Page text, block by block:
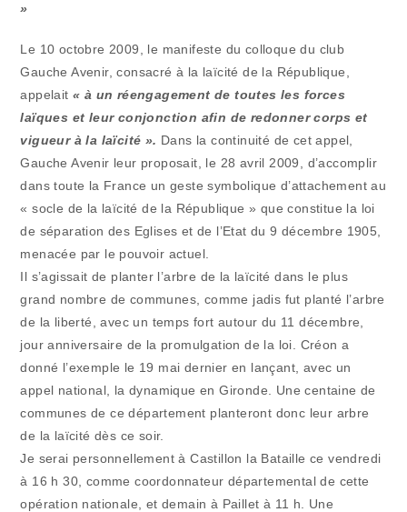
»
Le 10 octobre 2009, le manifeste du colloque du club
Gauche Avenir, consacré à la laïcité de la République,
appelait« à un réengagement de toutes les forces
laïques et leur conjonction afin de redonner corps et
vigueur à la laïcité ». Dans la continuité de cet appel,
Gauche Avenir leur proposait, le 28 avril 2009, d’accomplir
dans toute la France un geste symbolique d’attachement au
« socle de la laïcité de la République » que constitue la loi
de séparation des Eglises et de l’Etat du 9 décembre 1905,
menacée par le pouvoir actuel.
Il s’agissait de planter l’arbre de la laïcité dans le plus
grand nombre de communes, comme jadis fut planté l’arbre
de la liberté, avec un temps fort autour du 11 décembre,
jour anniversaire de la promulgation de la loi. Créon a
donné l’exemple le 19 mai dernier en lançant, avec un
appel national, la dynamique en Gironde. Une centaine de
communes de ce département planteront donc leur arbre
de la laïcité dès ce soir.
Je serai personnellement à Castillon la Bataille ce vendredi
à 16 h 30, comme coordonnateur départemental de cette
opération nationale, et demain à Paillet à 11 h. Une